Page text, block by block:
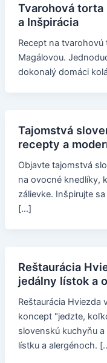
Tvarohová torta
a Inšpirácia
Recept na
Magálovou.
dokonalý domáci
Tajomstvá
recepty a
Objavte tajomstvá
na ovocné knedlíky,
zálievke. Inšpirujte
[…]
Reštaurácia
jedálny lístok a
Reštaurácia Hviezda
koncept "jedzte,
slovenskú kuchyňu
lístku a alergénoch.